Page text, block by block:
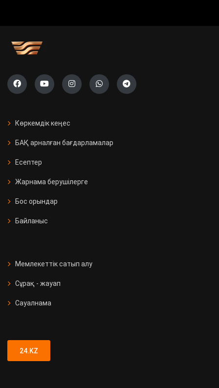
Көркемдік кеңес
БАҚ арналған бағдарламалар
Есептер
Жарнама берушілерге
Бос орындар
Байланыс
Мемлекеттік сатып алу
Сұрақ - жауап
Сауалнама
24.KZ